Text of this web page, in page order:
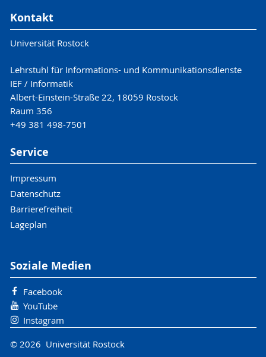
Kontakt
Universität Rostock
Lehrstuhl für Informations- und Kommunikationsdienste
IEF / Informatik
Albert-Einstein-Straße 22, 18059 Rostock
Raum 356
+49 381 498-7501
Service
Impressum
Datenschutz
Barrierefreiheit
Lageplan
Soziale Medien
Facebook
YouTube
Instagram
© 2026 Universität Rostock